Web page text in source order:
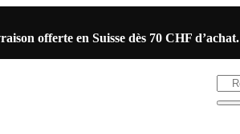
offerte en Suisse dès 70 CHF d’achat.